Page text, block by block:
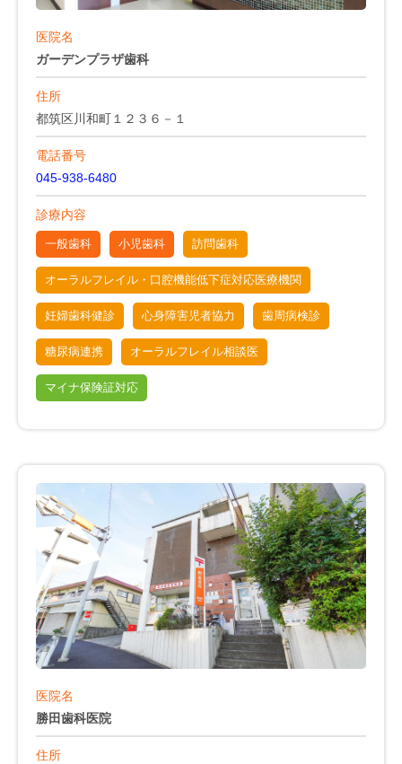
医院名
ガーデンプラザ歯科
住所
都筑区川和町１２３６－１
電話番号
045-938-6480
診療内容
一般歯科 小児歯科 訪問歯科
オーラルフレイル・口腔機能低下症対応医療機関
妊婦歯科健診 心身障害児者協力 歯周病検診
糖尿病連携 オーラルフレイル相談医
マイナ保険証対応
医院名
勝田歯科医院
住所